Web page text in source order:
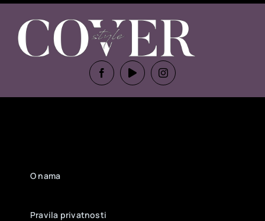
O nama
Pravila privatnosti